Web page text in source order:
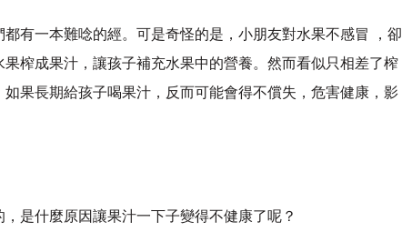
有一本難唸的經。可是奇怪的是，小朋友對水果不感冒 ，卻
榨成果汁，讓孩子補充水果中的營養。然而看似只相差了榨
果長期給孩子喝果汁，反而可能會得不償失，危害健康，影
是什麼原因讓果汁一下子變得不健康了呢？